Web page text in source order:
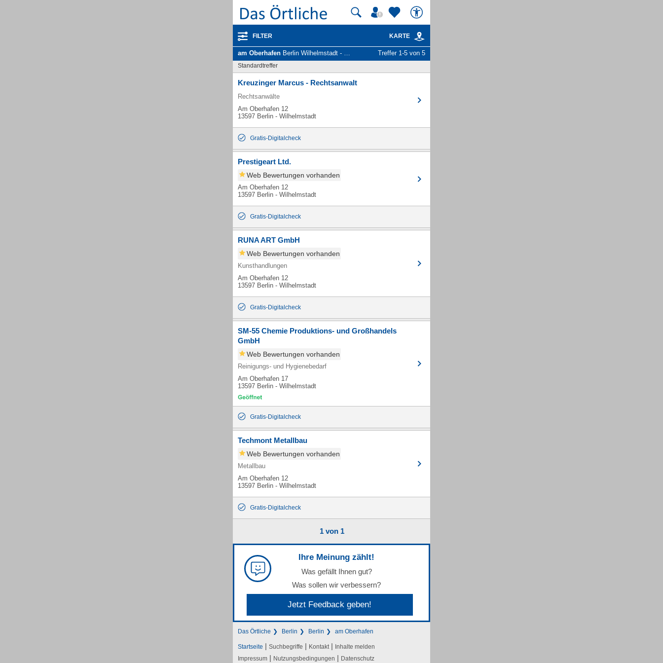
FILTER KARTE
am Oberhafen Berlin Wilhelmstadt - Unternehmen und Personen Treffer 1-5 von 5
Standardtreffer
Kreuzinger Marcus - Rechtsanwalt
Rechtsanwälte
Am Oberhafen 12
13597 Berlin - Wilhelmstadt
Gratis-Digitalcheck
Prestigeart Ltd.
Web Bewertungen vorhanden
Am Oberhafen 12
13597 Berlin - Wilhelmstadt
Gratis-Digitalcheck
RUNA ART GmbH
Web Bewertungen vorhanden
Kunsthandlungen
Am Oberhafen 12
13597 Berlin - Wilhelmstadt
Gratis-Digitalcheck
SM-55 Chemie Produktions- und Großhandels
GmbH
Web Bewertungen vorhanden
Reinigungs- und Hygienebedarf
Am Oberhafen 17
13597 Berlin - Wilhelmstadt
Gratis-Digitalcheck
Techmont Metallbau
Web Bewertungen vorhanden
Metallbau
Am Oberhafen 12
13597 Berlin - Wilhelmstadt
Gratis-Digitalcheck
1 von 1
Ihre Meinung zählt!
Was gefällt Ihnen gut?
Was sollen wir verbessern?
Jetzt Feedback geben!
Das Örtliche Berlin Berlin am Oberhafen
Startseite | Suchbegriffe | Kontakt | Inhalte melden
Impressum | Nutzungsbedingungen | Datenschutz